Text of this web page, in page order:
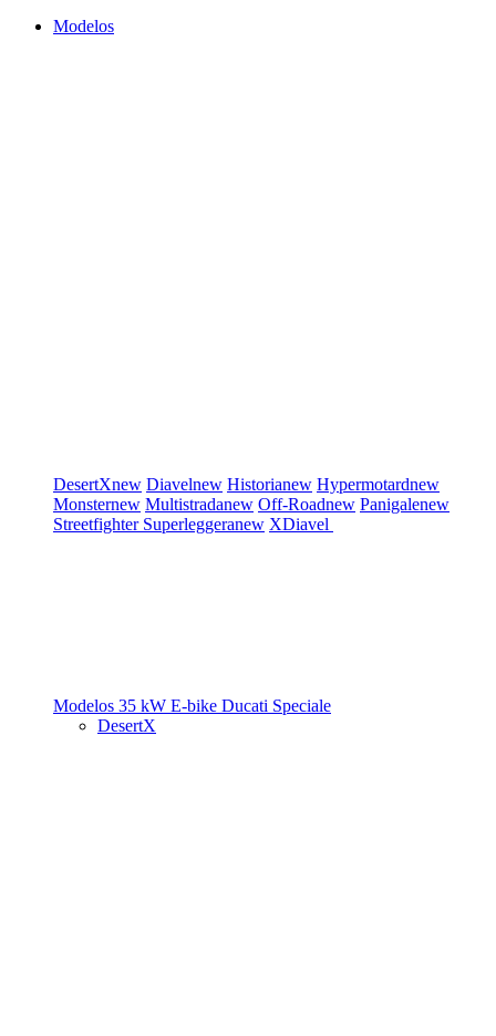
Modelos
DesertXnew Diavelnew Historianew Hypermotardnew
Monsternew Multistradanew Off-Roadnew Panigalenew
Streetfighter Superleggeranew XDiavel
Modelos 35 kW E-bike Ducati Speciale
DesertX